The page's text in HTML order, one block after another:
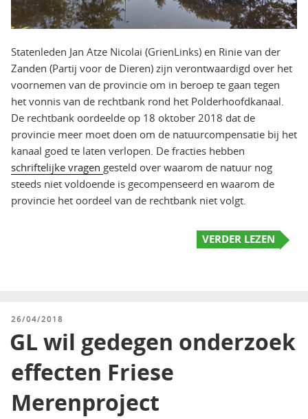
Statenleden Jan Atze Nicolai (GrienLinks) en Rinie van der
Zanden (Partij voor de Dieren) zijn verontwaardigd over het
voornemen van de provincie om in beroep te gaan tegen
het vonnis van de rechtbank rond het Polderhoofdkanaal.
De rechtbank oordeelde op 18 oktober 2018 dat de
provincie meer moet doen om de natuurcompensatie bij het
kanaal goed te laten verlopen. De fracties hebben
schriftelijke vragen gesteld over waarom de natuur nog
steeds niet voldoende is gecompenseerd en waarom de
provincie het oordeel van de rechtbank niet volgt.
VERDER LEZEN
GEPLAATST
26/04/2018
GL wil gedegen onderzoek
effecten Friese
Merenproject